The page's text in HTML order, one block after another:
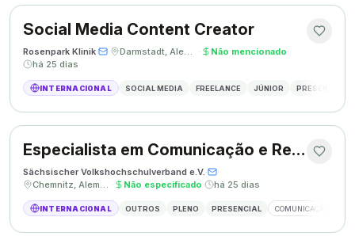
Social Media Content Creator
Rosenpark Klinik· · Darmstadt, Alemanha · Não mencionado·
há 25 dias
INTERNACIONAL SOCIAL MEDIA FREELANCE JÚNIOR PRESENCIAL
Especialista em Comunicação e Relações Públicas
Sächsischer Volkshochschulverband e.V.·
·
Chemnitz, Alemanha · Não especificado· há 25 dias
INTERNACIONAL OUTROS PLENO PRESENCIAL COMUNICAÇÃO